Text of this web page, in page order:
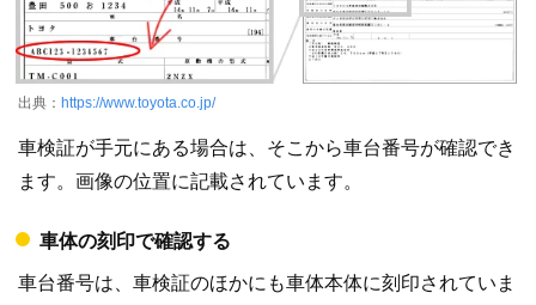
出典： https://www.toyota.co.jp/
車検証が手元にある場合は、そこから車台番号が確認でき
ます。画像の位置に記載されています。
車体の刻印で確認する
車台番号は、車検証のほかにも車体本体に刻印されていま